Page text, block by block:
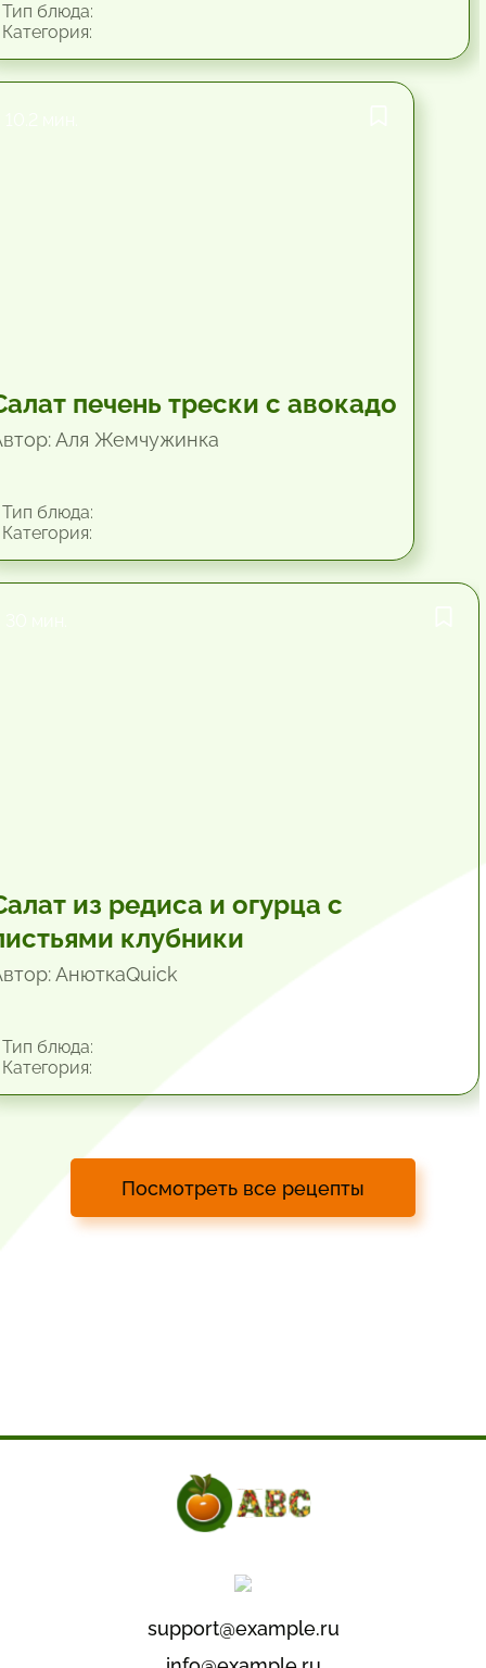
блюда:
печень трески с авокадо
Аля Жемчужинка
блюда:
из редиса и огурца с
клубники
АнюткаQuiсk
блюда:
Посмотреть все рецепты
support@example.ru